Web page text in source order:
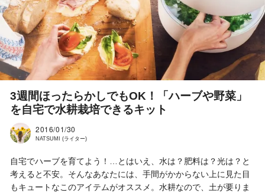
3週間ほったらかしでもOK！「ハーブや野菜」
を自宅で水耕栽培できるキット
2016/01/30
NATSUMI (ライター)
自宅でハーブを育てよう！…とはいえ、水は？肥料は？光は？と
考えると不安。そんなあなたには、手間がかからない上に見た目
もキュートなこのアイテムがオススメ。水耕なので、土が要りま